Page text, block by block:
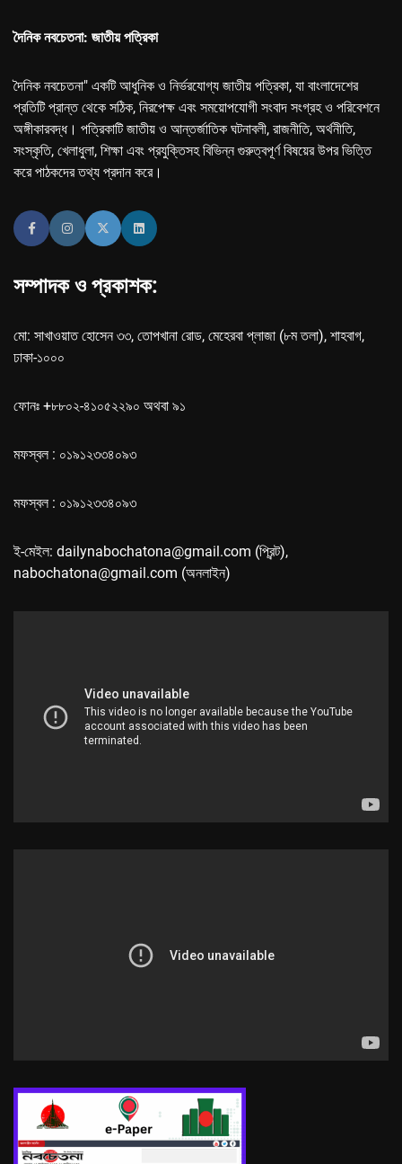
দৈনিক নবচেতনা: জাতীয় পত্রিকা
দৈনিক নবচেতনা" একটি আধুনিক ও নির্ভরযোগ্য জাতীয় পত্রিকা, যা বাংলাদেশের
প্রতিটি প্রান্ত থেকে সঠিক, নিরপেক্ষ এবং সময়োপযোগী সংবাদ সংগ্রহ ও পরিবেশনে
অঙ্গীকারবদ্ধ। পত্রিকাটি জাতীয় ও আন্তর্জাতিক ঘটনাবলী, রাজনীতি, অর্থনীতি,
সংস্কৃতি, খেলাধুলা, শিক্ষা এবং প্রযুক্তিসহ বিভিন্ন গুরুত্বপূর্ণ বিষয়ের উপর ভিত্তি
করে পাঠকদের তথ্য প্রদান করে।
সম্পাদক ও প্রকাশক:
মো: সাখাওয়াত হোসেন ৩৩, তোপখানা রোড, মেহেরবা প্লাজা (৮ম তলা), শাহবাগ,
ঢাকা-১০০০
ফোনঃ +৮৮০২-৪১০৫২২৯০ অথবা ৯১
মফস্বল : ০১৯১২৩৩৪০৯৩
মফস্বল : ০১৯১২৩৩৪০৯৩
ই-মেইল: dailynabochatona@gmail.com (প্রিন্ট),
nabochatona@gmail.com (অনলাইন)